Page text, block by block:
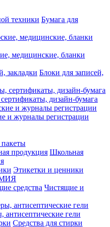
Бумага для
медицинские, бланки
Блоки для записей,
дизайн-бумага
и журналы регистрации
Школьная
Этикетки и ценники
Чистящие и
гели
Средства для стирки